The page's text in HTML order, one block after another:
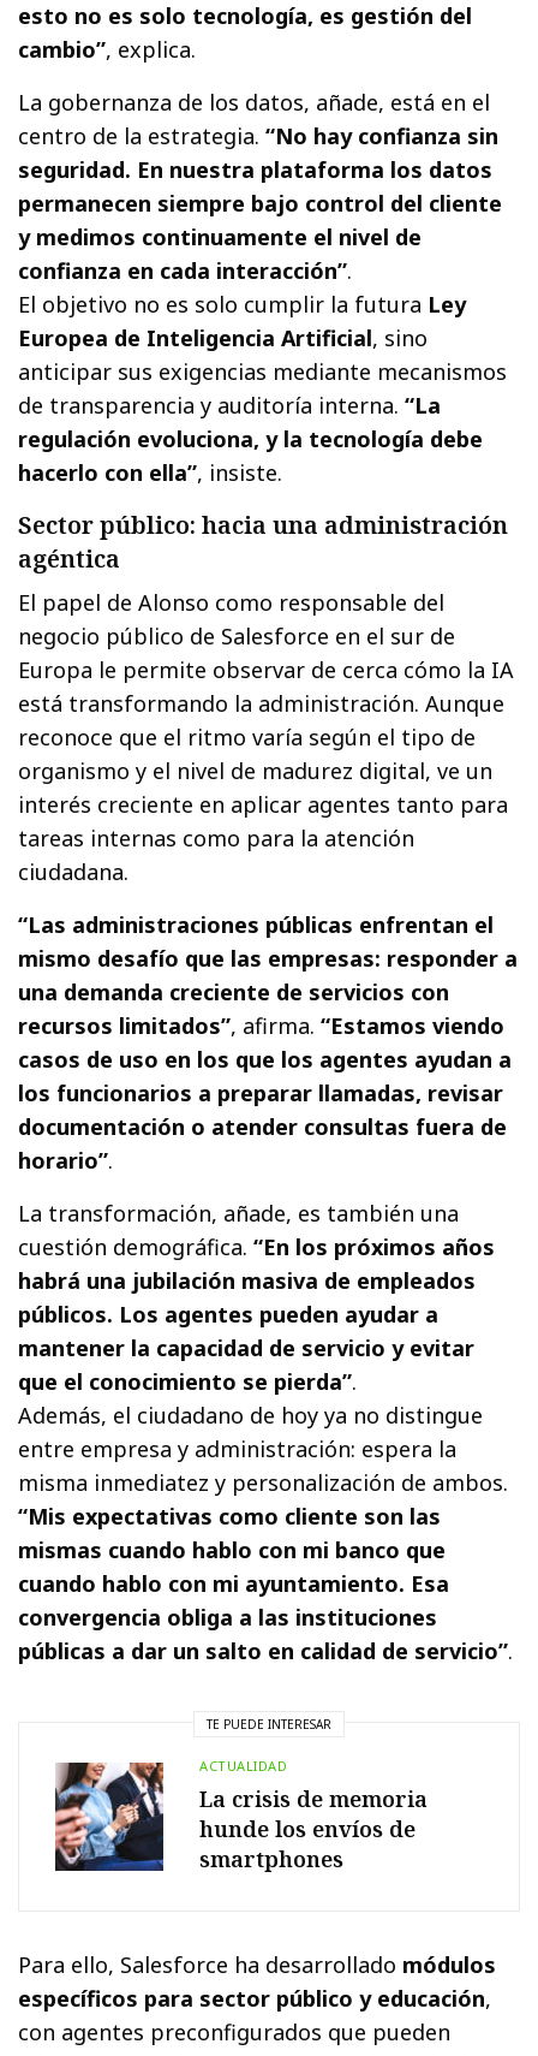
esto no es solo tecnología, es gestión del
cambio”, explica.
La gobernanza de los datos, añade, está en el
centro de la estrategia.“No hay confianza sin
seguridad. En nuestra plataforma los datos
permanecen siempre bajo control del cliente
y medimos continuamente el nivel de
confianza en cada interacción”.
El objetivo no es solo cumplir la futura Ley
Europea de Inteligencia Artificial, sino
anticipar sus exigencias mediante mecanismos
de transparencia y auditoría interna.“La
regulación evoluciona, y la tecnología debe
hacerlo con ella”, insiste.
Sector público: hacia una administración
agéntica
El papel de Alonso como responsable del
negocio público de Salesforce en el sur de
Europa le permite observar de cerca cómo la IA
está transformando la administración. Aunque
reconoce que el ritmo varía según el tipo de
organismo y el nivel de madurez digital, ve un
interés creciente en aplicar agentes tanto para
tareas internas como para la atención
ciudadana.
“Las administraciones públicas enfrentan el
mismo desafío que las empresas: responder a
una demanda creciente de servicios con
recursos limitados”, afirma.“Estamos viendo
casos de uso en los que los agentes ayudan a
los funcionarios a preparar llamadas, revisar
documentación o atender consultas fuera de
horario”.
La transformación, añade, es también una
cuestión demográfica.“En los próximos años
habrá una jubilación masiva de empleados
públicos. Los agentes pueden ayudar a
mantener la capacidad de servicio y evitar
que el conocimiento se pierda”.
Además, el ciudadano de hoy ya no distingue
entre empresa y administración: espera la
misma inmediatez y personalización de ambos.
“Mis expectativas como cliente son las
mismas cuando hablo con mi banco que
cuando hablo con mi ayuntamiento. Esa
convergencia obliga a las instituciones
públicas a dar un salto en calidad de servicio”.
TE PUEDE INTERESAR
ACTUALIDAD
La crisis de memoria
hunde los envíos de
smartphones
Para ello, Salesforce ha desarrollado módulos
específicos para sector público y educación,
con agentes preconfigurados que pueden